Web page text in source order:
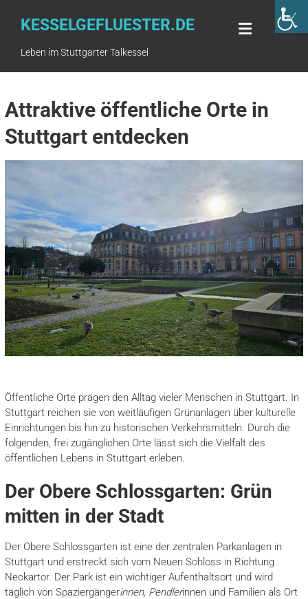
KESSELGEFLUESTER.DE
Leben im Stuttgarter Talkessel
Attraktive öffentliche Orte in
Stuttgart entdecken
Öffentliche Orte prägen den Alltag vieler Menschen in Stuttgart. In
Stuttgart reichen sie von weitläufigen Grünanlagen über kulturelle
Einrichtungen bis hin zu historischen Verkehrsmitteln. Durch die
folgenden, frei zugänglichen Orte lässt sich die Vielfalt des
öffentlichen Lebens in Stuttgart erleben.
Der Obere Schlossgarten: Grün
mitten in der Stadt
Der Obere Schlossgarten ist eine der zentralen Parkanlagen in
Stuttgart und erstreckt sich vom Neuen Schloss in Richtung
Neckartor. Der Park ist ein wichtiger Aufenthaltsort und wird
täglich von Spaziergängerinnen, Pendlerinnen und Familien als Ort